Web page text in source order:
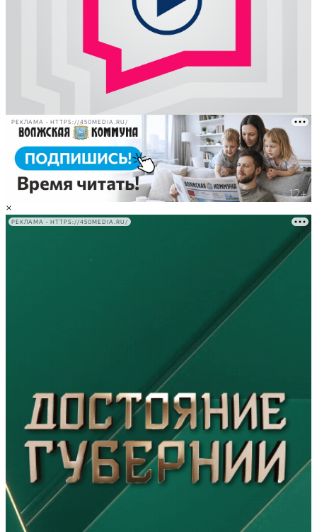
РЕКЛАМА • HTTPS://450MEDIA.RU/
×
РЕКЛАМА • HTTPS://450MEDIA.RU/